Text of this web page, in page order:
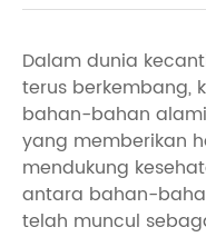
Dalam dunia
terus berkembang,
bahan-bahan
yang memberikan
mendukung
antara bahan-
telah muncul